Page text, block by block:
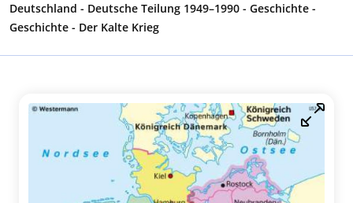
Deutschland - Deutsche Teilung 1949–1990 - Geschichte -
Geschichte - Der Kalte Krieg